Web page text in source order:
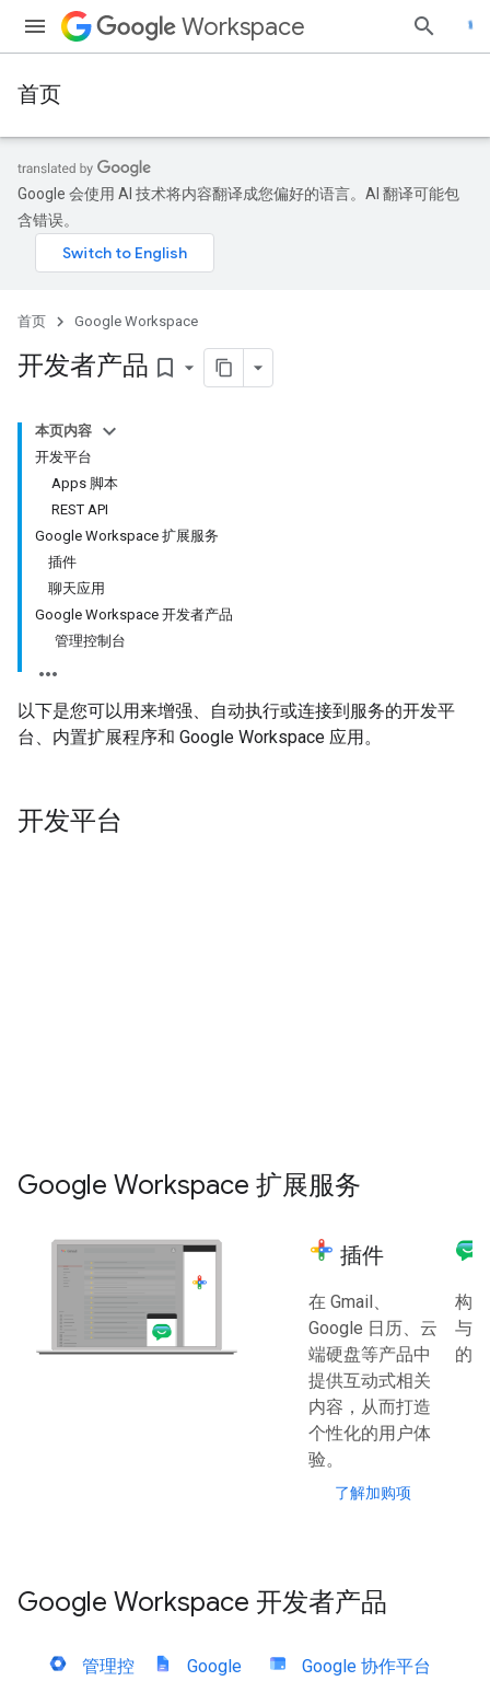
Workspace
首页
Google 会使用 AI 技术将内容翻译成您偏好的语言。AI 翻译可能包
含错误。
首页 Google Workspace
开发者产品 bookmark_border
本页内容
开发平台
Apps 脚本
REST API
Google Workspace 扩展服务
插件
聊天应用
Google Workspace 开发者产品
管理控制台
以下是您可以用来增强、自动执行或连接到服务的开发平
台、内置扩展程序和 Google Workspace 应用。
开发平台
Google Workspace 扩展服务
插件
在 Gmail、
Google 日历、云
端硬盘等产品中
提供互动式相关
内容，从而打造
个性化的用户体
验。
了解加购项
构
与
的
Google Workspace 开发者产品
管理控
Google
Google 协作平台